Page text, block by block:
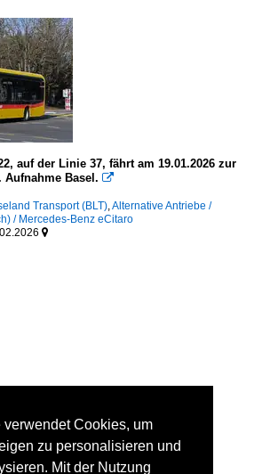
auf der Linie 37, fährt am 19.01.2026 zur
Aufnahme Basel. 
Transport (BLT),Alternative Antriebe /
/ Mercedes-Benz eCitaro

verwendet Cookies, um
zu personalisieren und
Mit der Nutzung